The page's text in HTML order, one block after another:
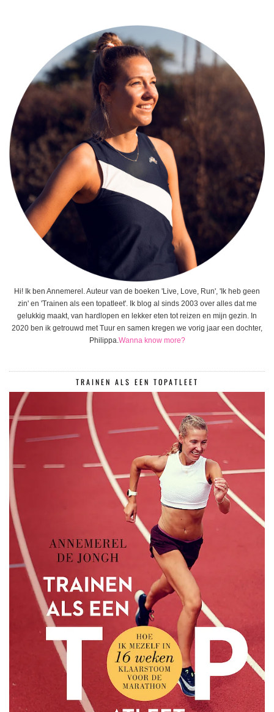
Hi! Ik ben Annemerel. Auteur van de boeken 'Live, Love, Run', 'Ik heb geen
zin' en 'Trainen als een topatleet'. Ik blog al sinds 2003 over alles dat me
gelukkig maakt, van hardlopen en lekker eten tot reizen en mijn gezin. In
2020 ben ik getrouwd met Tuur en samen kregen we vorig jaar een dochter,
Philippa.Wanna know more?
TRAINEN ALS EEN TOPATLEET